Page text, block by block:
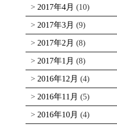
2017年4月 (10)
2017年3月 (9)
2017年2月 (8)
2017年1月 (8)
2016年12月 (4)
2016年11月 (5)
2016年10月 (4)